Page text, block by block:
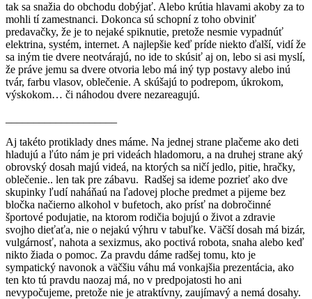
tak sa snažia do obchodu dobýjať. Alebo krútia hlavami akoby za to
mohli tí zamestnanci. Dokonca sú schopní z toho obviniť
predavačky, že je to nejaké spiknutie, pretože nesmie vypadnúť
elektrina, systém, internet. A najlepšie keď príde niekto ďalší, vidí že
sa iným tie dvere neotvárajú, no ide to skúsiť aj on, lebo si asi myslí,
že práve jemu sa dvere otvoria lebo má iný typ postavy alebo inú
tvár, farbu vlasov, oblečenie. A skúšajú to podrepom, úkrokom,
výskokom… či náhodou dvere nezareagujú.
Aj takéto protiklady dnes máme. Na jednej strane plačeme ako deti
hladujú a ľúto nám je pri videách hladomoru, a na druhej strane aký
obrovský dosah majú videá, na ktorých sa ničí jedlo, pitie, hračky,
oblečenie.. len tak pre zábavu. Radšej sa ideme pozrieť ako dve
skupinky ľudí naháňaú na ľadovej ploche predmet a pijeme bez
bločka načierno alkohol v bufetoch, ako prísť na dobročinné
športové podujatie, na ktorom rodičia bojujú o život a zdravie
svojho dieťaťa, nie o nejakú výhru v tabuľke. Väčší dosah má bizár,
vulgárnosť, nahota a sexizmus, ako poctivá robota, snaha alebo keď
nikto žiada o pomoc. Za pravdu dáme radšej tomu, kto je
sympatický navonok a väčšiu váhu má vonkajšia prezentácia, ako
ten kto tú pravdu naozaj má, no v predpojatosti ho ani
nevypočujeme, pretože nie je atraktívny, zaujímavý a nemá dosahy.